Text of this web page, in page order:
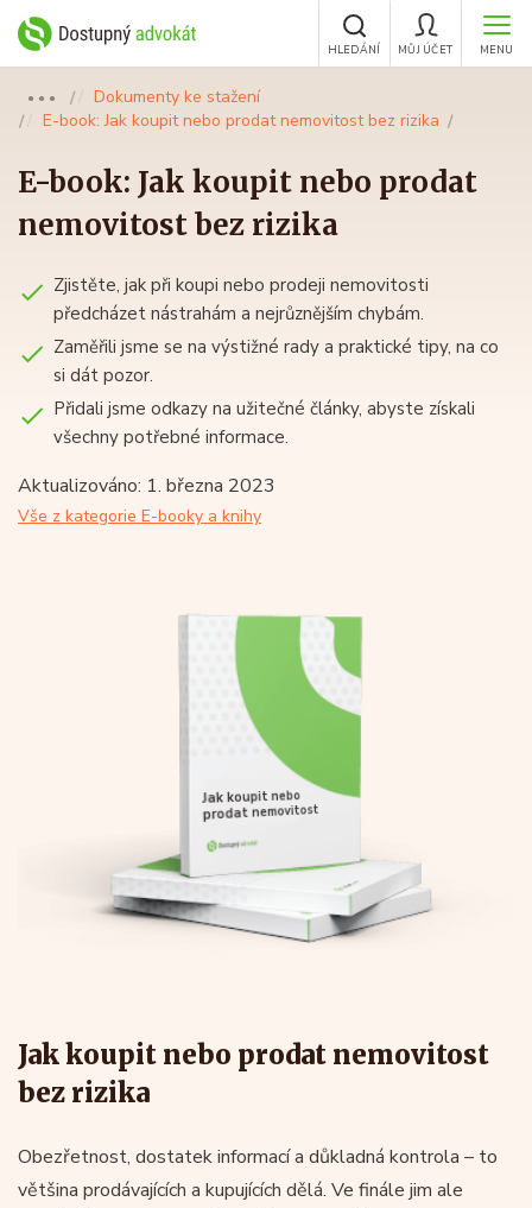
MENU
MŮJ ÚČET
HLEDÁNÍ
●●●
Dokumenty ke stažení
E-book: Jak koupit nebo prodat nemovitost bez rizika
E-book: Jak koupit nebo prodat
nemovitost bez rizika
Zjistěte, jak při koupi nebo prodeji nemovitosti
předcházet nástrahám a nejrůznějším chybám.
Zaměřili jsme se na výstižné rady a praktické tipy, na co
si dát pozor.
Přidali jsme odkazy na užitečné články, abyste získali
všechny potřebné informace.
Aktualizováno: 1. března 2023
Vše z kategorie E-booky a knihy
Jak koupit nebo
prodat nemovitost
Jak koupit nebo prodat nemovitost
bez rizika
Obezřetnost, dostatek informací a důkladná kontrola – to
většina prodávajících a kupujících dělá. Ve finále jim ale